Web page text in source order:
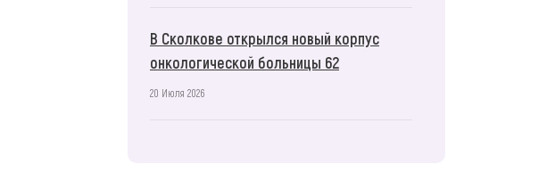
В Сколкове открылся новый корпус
онкологической больницы 62
20 Июля 2026